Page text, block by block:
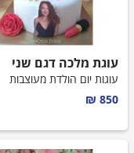
עוגות מתנה
עוגות מספרים
קאפקייקס מעוצבים
עוגת מלכה דגם שני
עוגות יום הולדת מעוצבות
850 ₪